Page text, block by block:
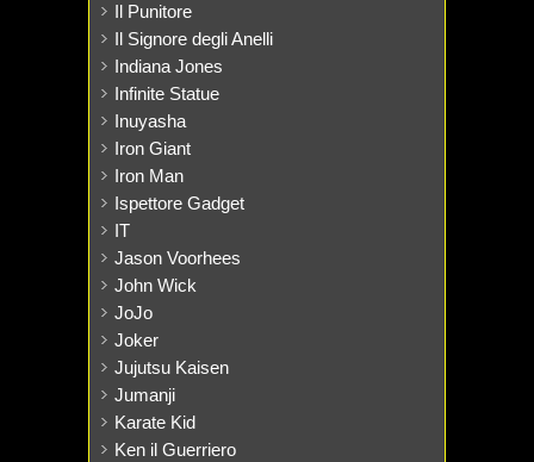
Il Punitore
Il Signore degli Anelli
Indiana Jones
Infinite Statue
Inuyasha
Iron Giant
Iron Man
Ispettore Gadget
IT
Jason Voorhees
John Wick
JoJo
Joker
Jujutsu Kaisen
Jumanji
Karate Kid
Ken il Guerriero